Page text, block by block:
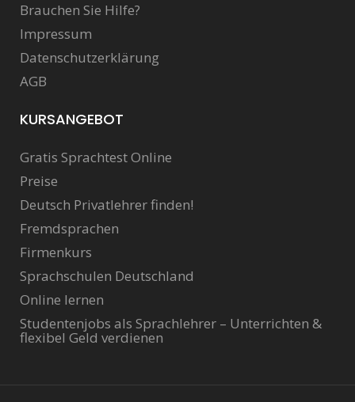
Brauchen Sie Hilfe?
Impressum
Datenschutzerklärung
AGB
KURSANGEBOT
Gratis Sprachtest Online
Preise
Deutsch Privatlehrer finden!
Fremdsprachen
Firmenkurs
Sprachschulen Deutschland
Online lernen
Studentenjobs als Sprachlehrer – Unterrichten &
flexibel Geld verdienen